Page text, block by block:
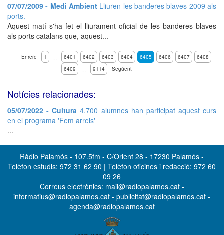
07/07/2009 - Medi Ambient Lliuren les banderes blaves 2009 als
ports.
Aquest matí s'ha fet el lliurament oficial de les banderes blaves
als ports catalans que, aquest...
Enrere 1 … 6401 6402 6403 6404 6405 6406 6407
6408
6409
… 9114 Següent
Notícies relacionades:
05/07/2022 - Cultura 4.700 alumnes han participat aquest curs
en el programa 'Fem arrels'
...
Ràdio Palamós - 107.5fm - C/Orient 28 - 17230 Palamós -
Telèfon estudis: 972 31 62 90 | Telèfon oficines i redacció: 972 60
09 26
Correus electrònics: mail@radiopalamos.cat -
informatius@radiopalamos.cat - publicitat@radiopalamos.cat -
agenda@radiopalamos.cat